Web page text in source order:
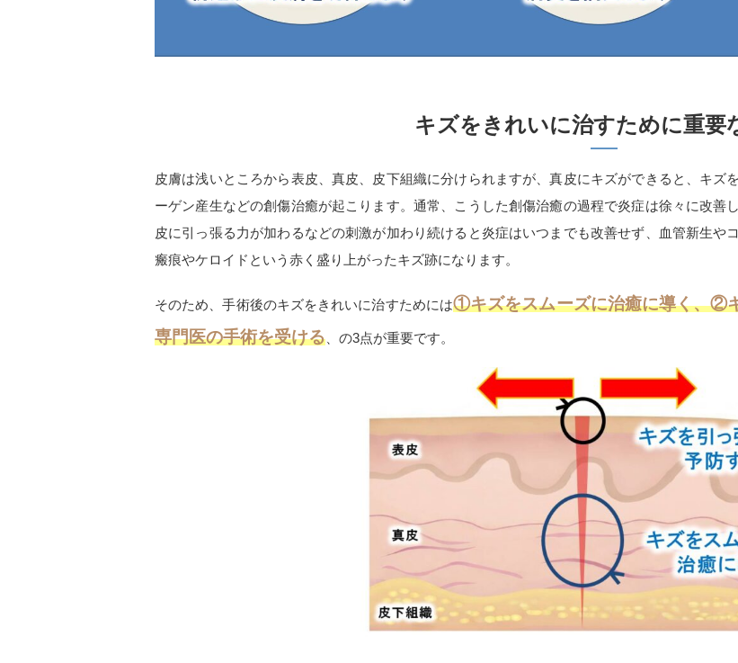
キズをきれいに治すために重要
皮膚は浅いところから表皮、真皮、皮下組織に分けられますが、真皮にキズができると、キズ
ーゲン産生などの創傷治癒が起こります。通常、こうした創傷治癒の過程で炎症は徐々に改善
皮に引っ張る力が加わるなどの刺激が加わり続けると炎症はいつまでも改善せず、血管新生や
瘢痕やケロイドという赤く盛り上がったキズ跡になります。
そのため、手術後のキズをきれいに治すためには①キズをスムーズに治癒に導く、②
専門医の手術を受ける 、の3点が重要です。